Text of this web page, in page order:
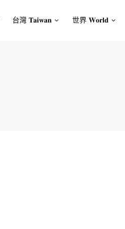
台灣 𝐓𝐚𝐢𝐰𝐚𝐧 世界 𝐖𝐨𝐫𝐥𝐝